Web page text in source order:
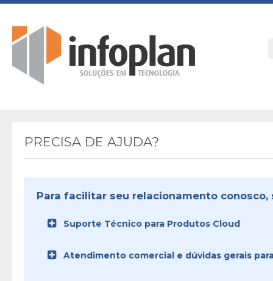
PRECISA DE AJUDA?
Para facilitar seu relacionamento
Suporte Técnico para Produtos Cloud
Atendimento comercial e dúvidas gerais